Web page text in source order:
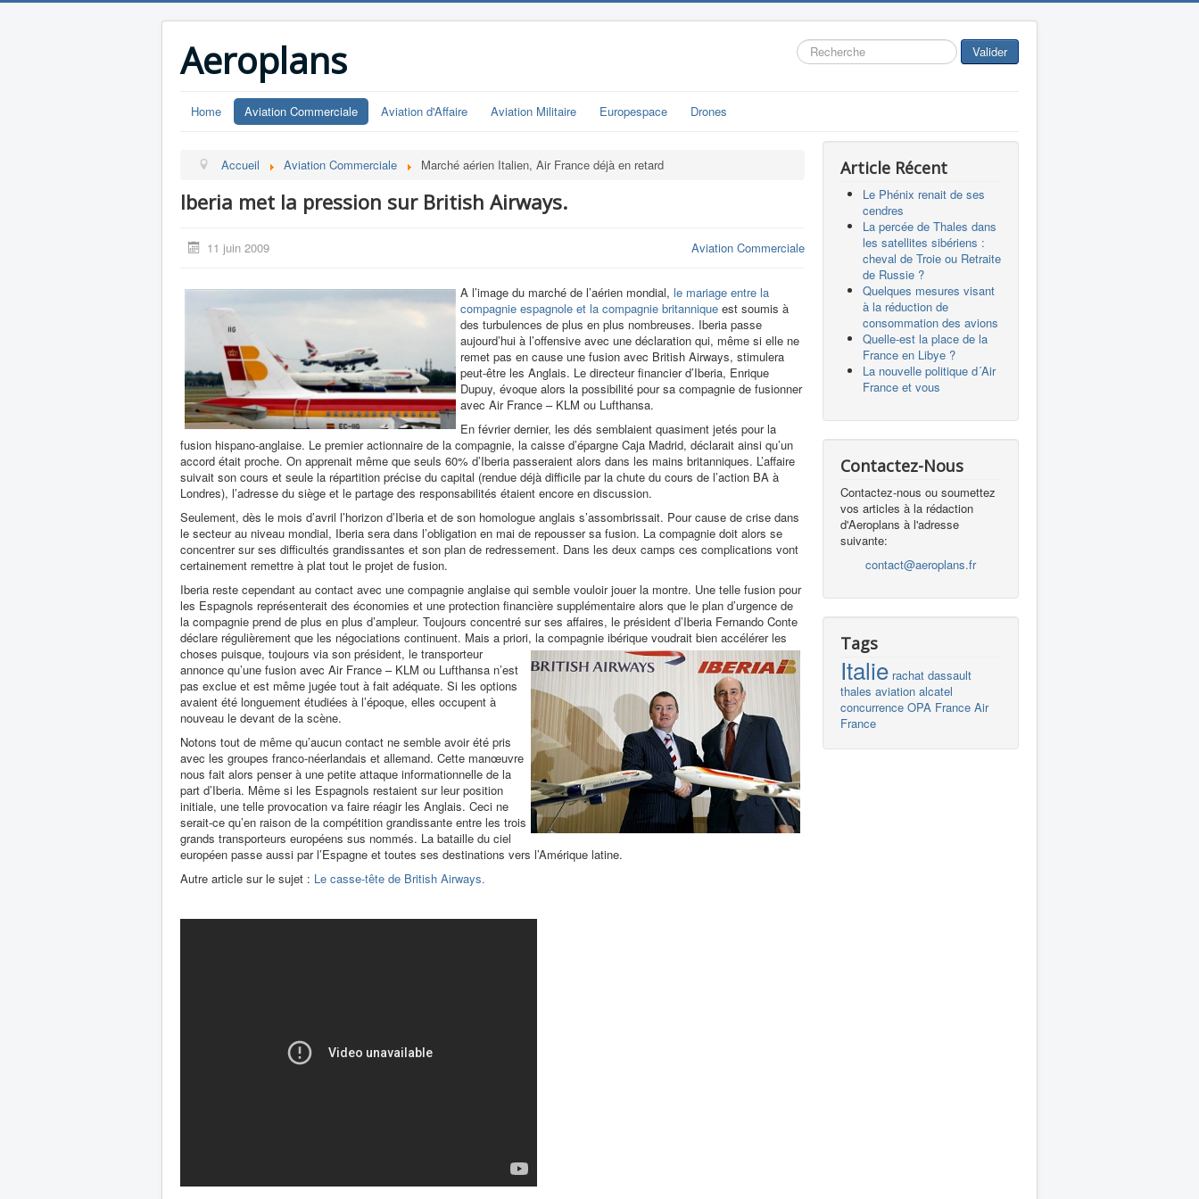
Aeroplans Rechercher Valider
Home Aviation Commerciale Aviation d'Affaire Aviation Militaire Europespace Drones
Accueil Aviation Commerciale Marché aérien Italien, Air France déjà en retard
Iberia met la pression sur British Airways.
11 juin 2009 Aviation Commerciale
A l’image du marché de l’aérien mondial, le mariage entre la
compagnie espagnole et la compagnie britannique est soumis à
des turbulences de plus en plus nombreuses. Iberia passe
aujourd’hui à l’offensive avec une déclaration qui, même si elle ne
remet pas en cause une fusion avec British Airways, stimulera
peut-être les Anglais. Le directeur financier d’Iberia, Enrique
Dupuy, évoque alors la possibilité pour sa compagnie de fusionner
avec Air France – KLM ou Lufthansa.
En février dernier, les dés semblaient quasiment jetés pour la
fusion hispano-anglaise. Le premier actionnaire de la compagnie, la caisse d’épargne Caja Madrid, déclarait ainsi qu’un
accord était proche. On apprenait même que seuls 60% d’Iberia passeraient alors dans les mains britanniques. L’affaire
suivait son cours et seule la répartition précise du capital (rendue déjà difficile par la chute du cours de l’action BA à
Londres), l’adresse du siège et le partage des responsabilités étaient encore en discussion.
Seulement, dès le mois d’avril l’horizon d’Iberia et de son homologue anglais s’assombrissait. Pour cause de crise dans
le secteur au niveau mondial, Iberia sera dans l’obligation en mai de repousser sa fusion. La compagnie doit alors se
concentrer sur ses difficultés grandissantes et son plan de redressement. Dans les deux camps ces complications vont
certainement remettre à plat tout le projet de fusion.
Iberia reste cependant au contact avec une compagnie anglaise qui semble vouloir jouer la montre. Une telle fusion pour
les Espagnols représenterait des économies et une protection financière supplémentaire alors que le plan d’urgence de
la compagnie prend de plus en plus d’ampleur. Toujours concentré sur ses affaires, le président d’Iberia Fernando Conte
déclare régulièrement que les négociations continuent. Mais a priori, la compagnie ibérique voudrait bien accélérer les
choses puisque, toujours via son président, le transporteur
annonce qu’une fusion avec Air France – KLM ou Lufthansa n’est
pas exclue et est même jugée tout à fait adéquate. Si les options
avaient été longuement étudiées à l’époque, elles occupent à
nouveau le devant de la scène.
Notons tout de même qu’aucun contact ne semble avoir été pris
avec les groupes franco-néerlandais et allemand. Cette manœuvre
nous fait alors penser à une petite attaque informationnelle de la
part d’Iberia. Même si les Espagnols restaient sur leur position
initiale, une telle provocation va faire réagir les Anglais. Ceci ne
serait-ce qu’en raison de la compétition grandissante entre les trois
grands transporteurs européens sus nommés. La bataille du ciel
européen passe aussi par l’Espagne et toutes ses destinations vers l’Amérique latine.
Autre article sur le sujet : Le casse-tête de British Airways.
Article Récent
Le Phénix renait de ses
cendres
La percée de Thales dans
les satellites sibériens :
cheval de Troie ou Retraite
de Russie ?
Quelques mesures visant
à la réduction de
consommation des avions
Quelle-est la place de la
France en Libye ?
La nouvelle politique d´Air
France et vous
Contactez-Nous
Contactez-nous ou soumettez
vos articles à la rédaction
d'Aeroplans à l'adresse
suivante:
contact@aeroplans.fr
Tags
Italie rachat dassault
thales aviation alcatel
concurrence OPA France Air
France